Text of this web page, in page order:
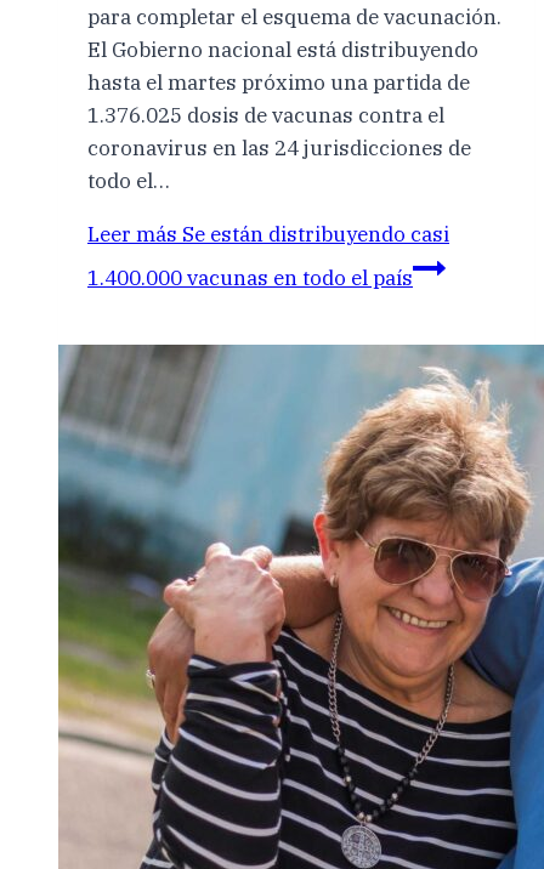
para completar el esquema de vacunación.
El Gobierno nacional está distribuyendo
hasta el martes próximo una partida de
1.376.025 dosis de vacunas contra el
coronavirus en las 24 jurisdicciones de
todo el…
Leer más Se están distribuyendo casi
1.400.000 vacunas en todo el país